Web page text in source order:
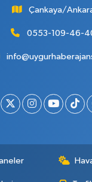
Çankaya/
0553-109-46-